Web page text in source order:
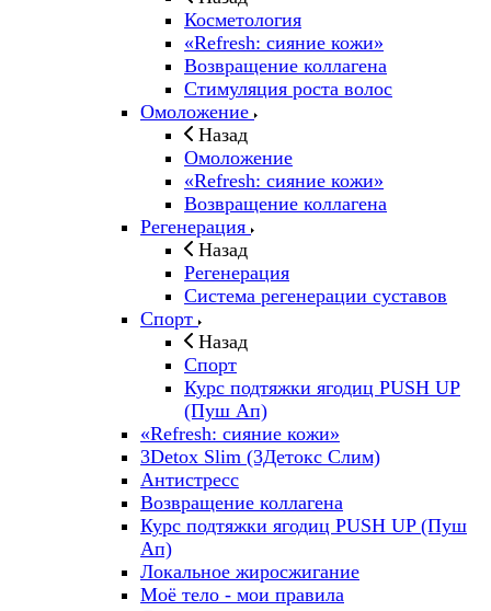
Косметология
«Refresh: сияние кожи»
Возвращение коллагена
Стимуляция роста волос
Омоложение
Назад
Омоложение
«Refresh: сияние кожи»
Возвращение коллагена
Регенерация
Назад
Регенерация
Система регенерации суставов
Спорт
Назад
Спорт
Курс подтяжки ягодиц PUSH UP
(Пуш Ап)
«Refresh: сияние кожи»
3Detox Slim (3Детокс Слим)
Антистресс
Возвращение коллагена
Курс подтяжки ягодиц PUSH UP (Пуш
Ап)
Локальное жиросжигание
Моё тело - мои правила